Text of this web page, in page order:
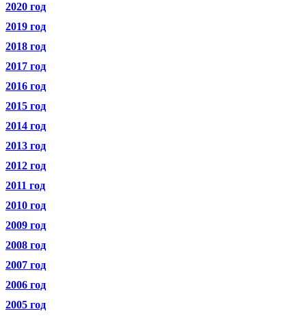
2020 год
2019 год
2018 год
2017 год
2016 год
2015 год
2014 год
2013 год
2012 год
2011 год
2010 год
2009 год
2008 год
2007 год
2006 год
2005 год